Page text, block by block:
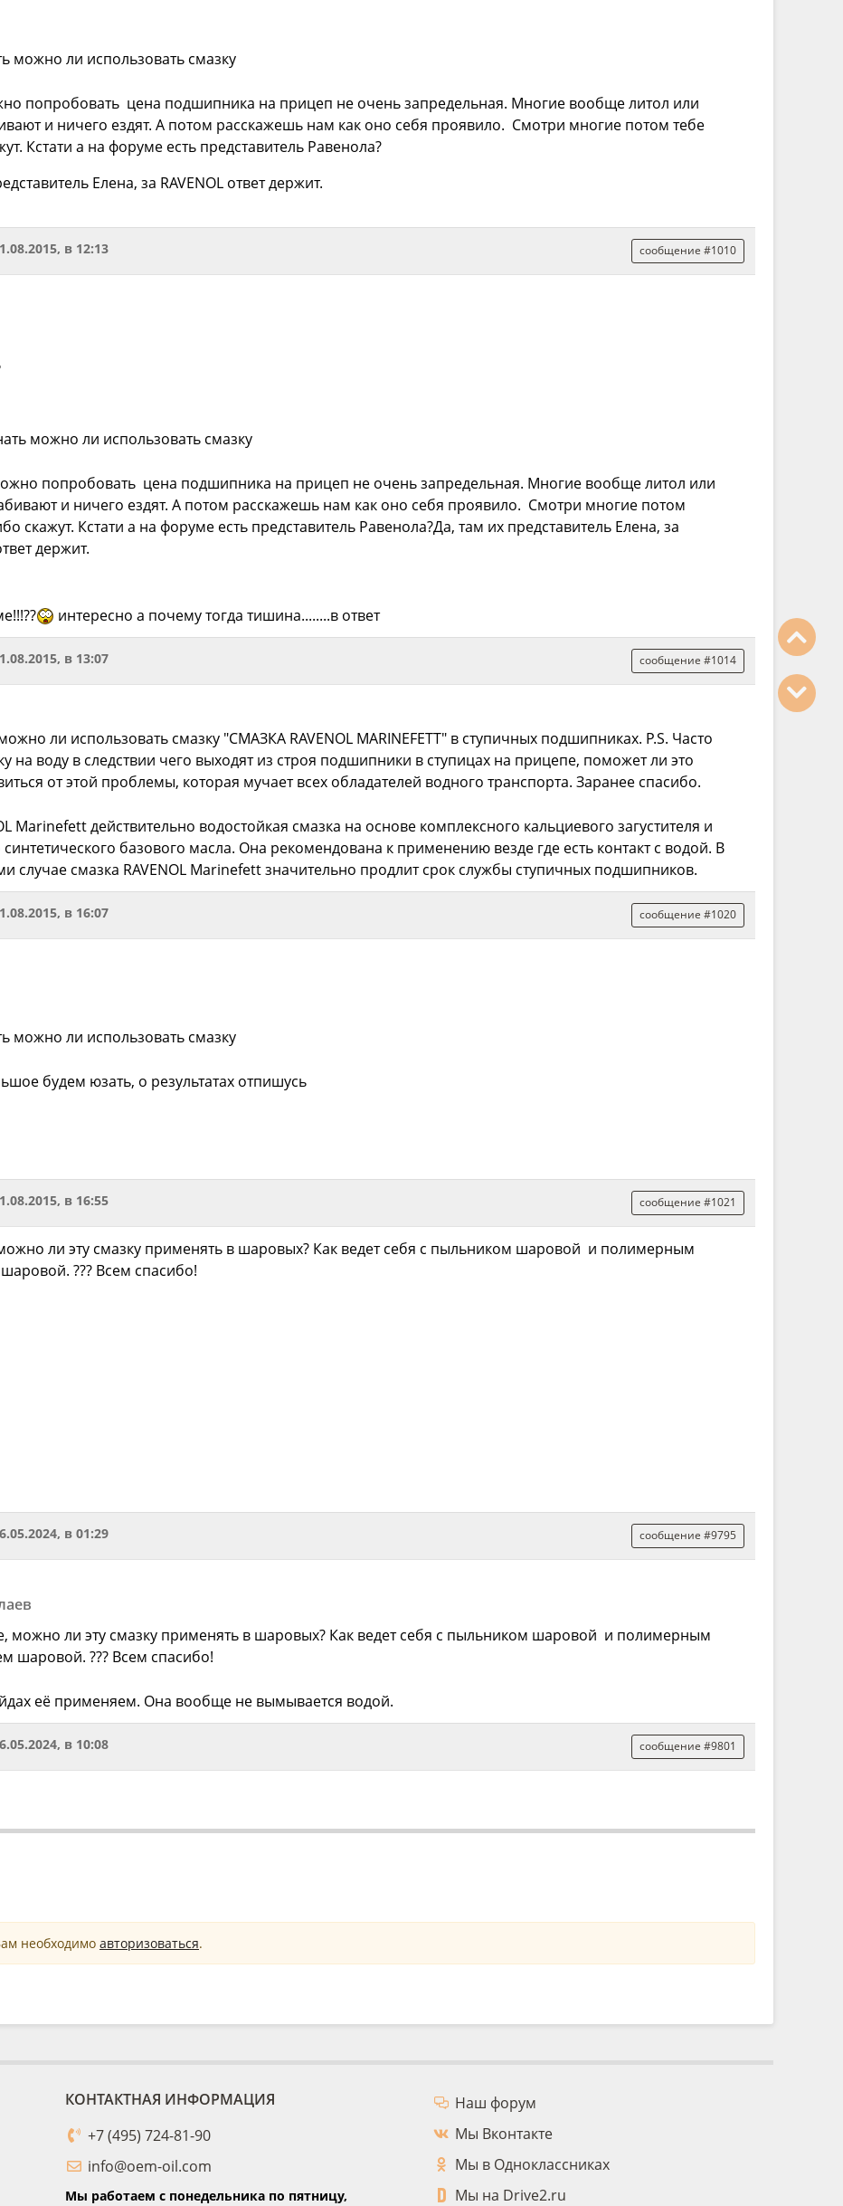
можно ли использовать смазку
попробовать цена подшипника на прицеп не очень запредельная. Многие вообще литол или
и ничего ездят. А потом расскажешь нам как оно себя проявило. Смотри многие потом тебе
Кстати а на форуме есть представитель Равенола?
Елена, за RAVENOL ответ держит.
в 12:13 сообщение #1010
можно ли использовать смазку
попробовать цена подшипника на прицеп не очень запредельная. Многие вообще литол или
и ничего ездят. А потом расскажешь нам как оно себя проявило. Смотри многие потом
скажут. Кстати а на форуме есть представитель Равенола?Да, там их представитель Елена, за
держит.
интересно а почему тогда тишина........в ответ
в 13:07 сообщение #1014
ли использовать смазку "СМАЗКА RAVENOL MARINEFETT" в ступичных подшипниках. P.S. Часто
на воду в следствии чего выходят из строя подшипники в ступицах на прицепе, поможет ли это
от этой проблемы, которая мучает всех обладателей водного транспорта. Заранее спасибо.
Marinefett действительно водостойкая смазка на основе комплексного кальциевого загустителя и
синтетического базового масла. Она рекомендована к применению везде где есть контакт с водой. В
случае смазка RAVENOL Marinefett значительно продлит срок службы ступичных подшипников.
в 16:07 сообщение #1020
можно ли использовать смазку
будем юзать, о результатах отпишусь
в 16:55 сообщение #1021
ли эту смазку применять в шаровых? Как ведет себя с пыльником шаровой и полимерным
??? Всем спасибо!
в 01:29 сообщение #9795
можно ли эту смазку применять в шаровых? Как ведет себя с пыльником шаровой и полимерным
шаровой. ??? Всем спасибо!
её применяем. Она вообще не вымывается водой.
в 10:08 сообщение #9801
необходимо авторизоваться.
КОНТАКТНАЯ ИНФОРМАЦИЯ
+7 (495) 724-81-90
info@oem-oil.com
Мы работаем с понедельника по пятницу,
Наш форум
Мы Вконтакте
Мы в Одноклассниках
Мы на Drive2.ru